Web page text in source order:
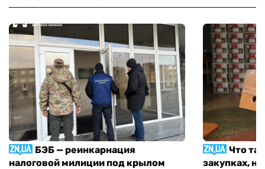
БЭБ — реинкарнация
налоговой милиции под крылом
Что
закупках,